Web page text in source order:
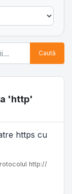
Caută
'http'
https cu
http://